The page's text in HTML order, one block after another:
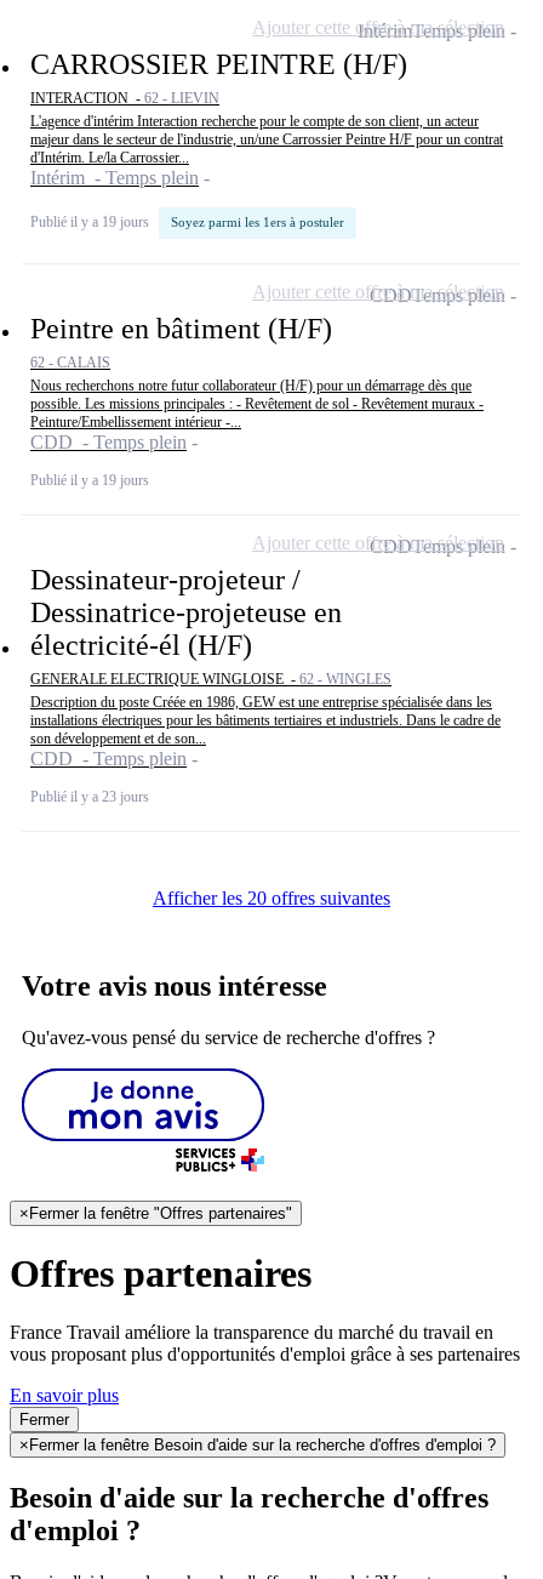
CARROSSIER PEINTRE (H/F)
INTERACTION - 62 - LIEVIN
L'agence d'intérim Interaction recherche pour le compte de son client, un acteur
majeur dans le secteur de l'industrie, un/une Carrossier Peintre H/F pour un contrat
d'Intérim. Le/la Carrossier...
Intérim - Temps plein
Publié il y a 19 jours Soyez parmi les 1ers à postuler
IntérimTemps plein
Ajouter cette offre à ma sélection
Peintre en bâtiment (H/F)
62 - CALAIS
Nous recherchons notre futur collaborateur (H/F) pour un démarrage dès que
possible. Les missions principales : - Revêtement de sol - Revêtement muraux -
Peinture/Embellissement intérieur -...
CDD - Temps plein
Publié il y a 19 jours
CDDTemps plein
Ajouter cette offre à ma sélection
Dessinateur-projeteur /
Dessinatrice-projeteuse en
électricité-él (H/F)
GENERALE ELECTRIQUE WINGLOISE - 62 - WINGLES
Description du poste Créée en 1986, GEW est une entreprise spécialisée dans les
installations électriques pour les bâtiments tertiaires et industriels. Dans le cadre de
son développement et de son...
CDD - Temps plein
Publié il y a 23 jours
CDDTemps plein
Ajouter cette offre à ma sélection
Afficher les 20 offres suivantes
Votre avis nous intéresse
Qu'avez-vous pensé du service de recherche d'offres ?
×Fermer la fenêtre "Offres partenaires"
Offres partenaires
France Travail améliore la transparence du marché du travail en
vous proposant plus d'opportunités d'emploi grâce à ses partenaires
En savoir plus
Fermer
× Fermer la fenêtre Besoin d'aide sur la recherche d'offres d'emploi ?
Besoin d'aide sur la recherche d'offres
d'emploi ?